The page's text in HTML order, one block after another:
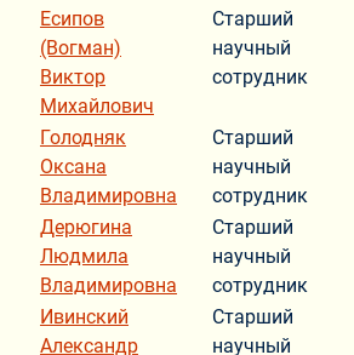
Есипов
(Вогман)
Виктор
Михайлович
Старший
научный
сотрудник
Голодняк
Оксана
Владимировна
Старший
научный
сотрудник
Дерюгина
Людмила
Владимировна
Старший
научный
сотрудник
Ивинский
Александр
Старший
научный